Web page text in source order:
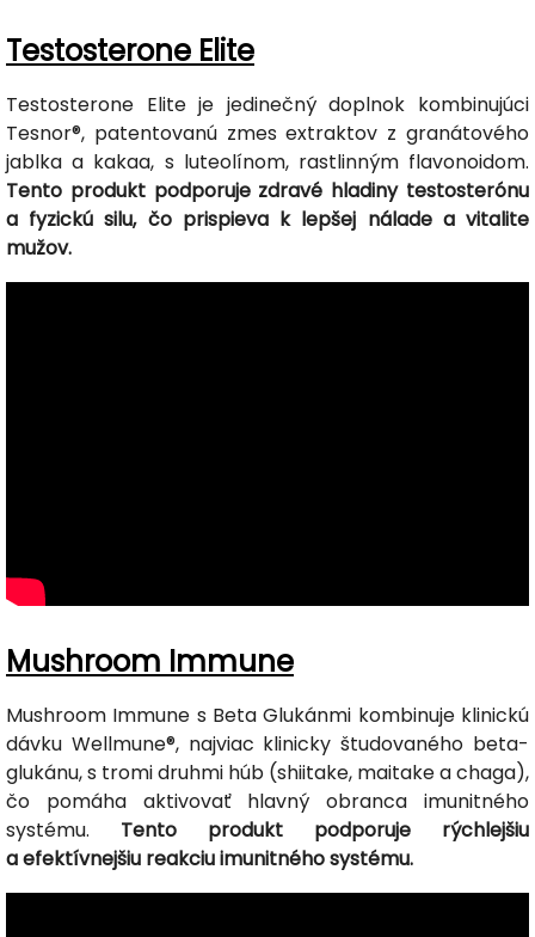
Testosterone Elite
Testosterone Elite je jedinečný doplnok kombinujúci
Tesnor®, patentovanú zmes extraktov z granátového
jablka a kakaa, s luteolínom, rastlinným flavonoidom.
Tento produkt podporuje zdravé hladiny testosterónu
a fyzickú silu, čo prispieva k lepšej nálade a vitalite
mužov.
Mushroom Immune
Mushroom Immune s Beta Glukánmi kombinuje klinickú
dávku Wellmune®, najviac klinicky študovaného beta-
glukánu, s tromi druhmi húb (shiitake, maitake a chaga),
čo pomáha aktivovať hlavný obranca imunitného
systému. Tento produkt podporuje rýchlejšiu
a efektívnejšiu reakciu imunitného systému.